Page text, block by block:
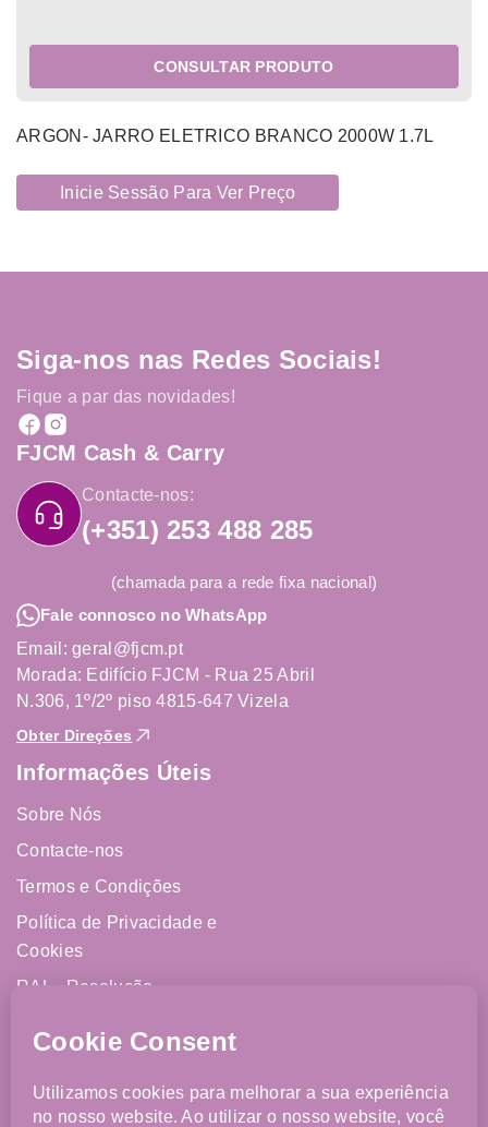
CONSULTAR PRODUTO
ARGON- JARRO ELETRICO BRANCO 2000W 1.7L
Inicie Sessão Para Ver Preço
Siga-nos nas Redes Sociais!
Fique a par das novidades!
FJCM Cash & Carry
Contacte-nos:
(+351) 253 488 285
(chamada para a rede fixa nacional)
Fale connosco no WhatsApp
Email: geral@fjcm.pt
Morada: Edifício FJCM - Rua 25 Abril
N.306, 1º/2º piso 4815-647 Vizela
Obter Direções
Informações Úteis
Sobre Nós
Contacte-nos
Termos e Condições
Política de Privacidade e
Cookies
RAL - Resolução
Livro de Reclamações